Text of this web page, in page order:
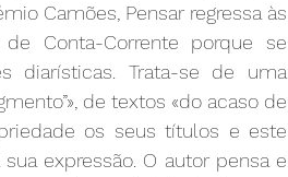
Camões, Pensar regressa às
Conta-Corrente porque se
diarísticas. Trata-se de uma
de textos «do acaso de
os seus títulos e este
expressão. O autor pensa e